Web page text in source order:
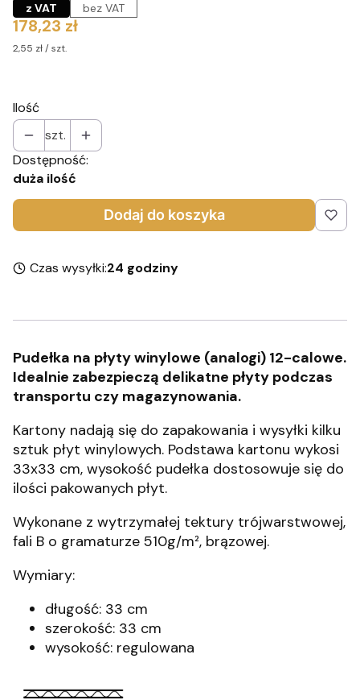
z VAT bez VAT
Cena
178,23 zł
2,55 zł / szt.
Ilość
szt.
Dostępność:
duża ilość
Dodaj do koszyka
Czas wysyłki:24 godziny
Pudełka na płyty winylowe (analogi) 12-calowe.
Idealnie zabezpieczą delikatne płyty podczas
transportu czy magazynowania.
Kartony nadają się do zapakowania i wysyłki kilku
sztuk płyt winylowych. Podstawa kartonu wykosi
33x33 cm, wysokość pudełka dostosowuje się do
ilości pakowanych płyt.
Wykonane z wytrzymałej tektury trójwarstwowej,
fali B o gramaturze 510g/m², brązowej.
Wymiary:
długość: 33 cm
szerokość: 33 cm
wysokość: regulowana